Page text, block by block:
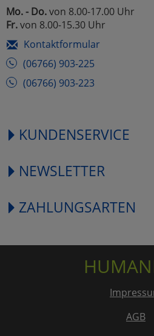
Mo. - Do.von 8.00-17.00 Uhr
Fr.von 8.00-15.30 Uhr
Kontaktformular
(06766) 903-225
(06766) 903-223
KUNDENSERVICE
NEWSLETTER
ZAHLUNGSARTEN
AGB